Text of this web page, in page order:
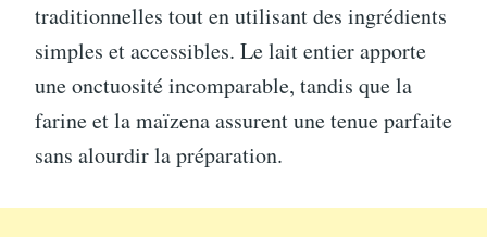
traditionnelles tout en utilisant des ingrédients
simples et accessibles. Le lait entier apporte
une onctuosité incomparable, tandis que la
farine et la maïzena assurent une tenue parfaite
sans alourdir la préparation.